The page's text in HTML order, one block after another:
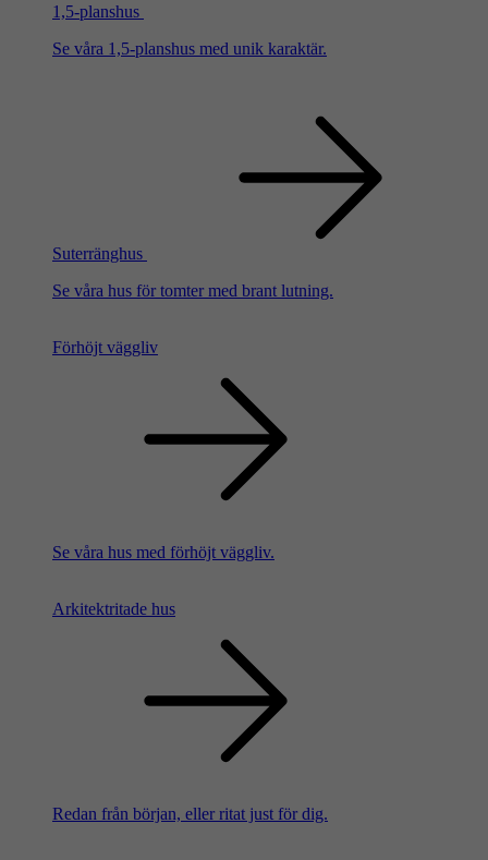
1,5-planshus
Se våra 1,5-planshus med unik karaktär.
Suterränghus
Se våra hus för tomter med brant lutning.
Förhöjt väggliv
Se våra hus med förhöjt väggliv.
Arkitektritade hus
Redan från början, eller ritat just för dig.